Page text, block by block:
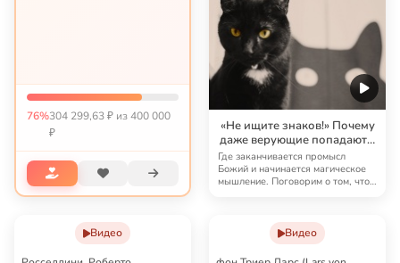
76%304 299,63 ₽ из 400 000
₽
«Не ищите знаков!» Почему
даже верующие попадают в
ловушку магии и суеверий
Где заканчивается промысл
Божий и начинается магическое
мышление. Поговорим о том, что
Видео Видео